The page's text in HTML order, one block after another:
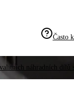
Často
náhradních dílů